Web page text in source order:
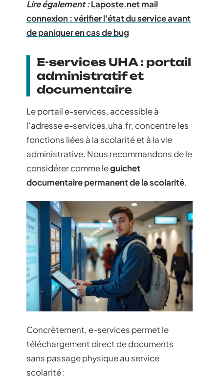
Lire également :Laposte.net mail
connexion : vérifier l'état du service avant
de paniquer en cas de bug
E-services UHA : portail
administratif et
documentaire
Le portail e-services, accessible à
l’adresse e-services.uha.fr, concentre les
fonctions liées à la scolarité et à la vie
administrative. Nous recommandons de le
considérer comme leguichet
documentaire permanent de la scolarité.
Concrètement, e-services permet le
téléchargement direct de documents
sans passage physique au service
scolarité :